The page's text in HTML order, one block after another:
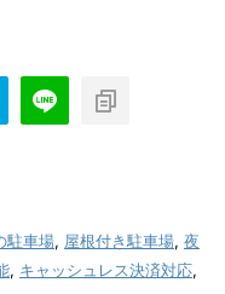
駐車場, 屋根付き駐車場, 夜
, キャッシュレス決済対応,